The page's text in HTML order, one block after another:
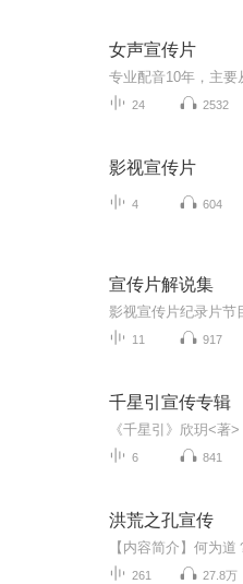
女声宣传片
24 2532
影视宣传片
4 604
宣传片解说集
11 917
千星引宣传专辑
6 841
洪荒之孔宣传
261 27.8万